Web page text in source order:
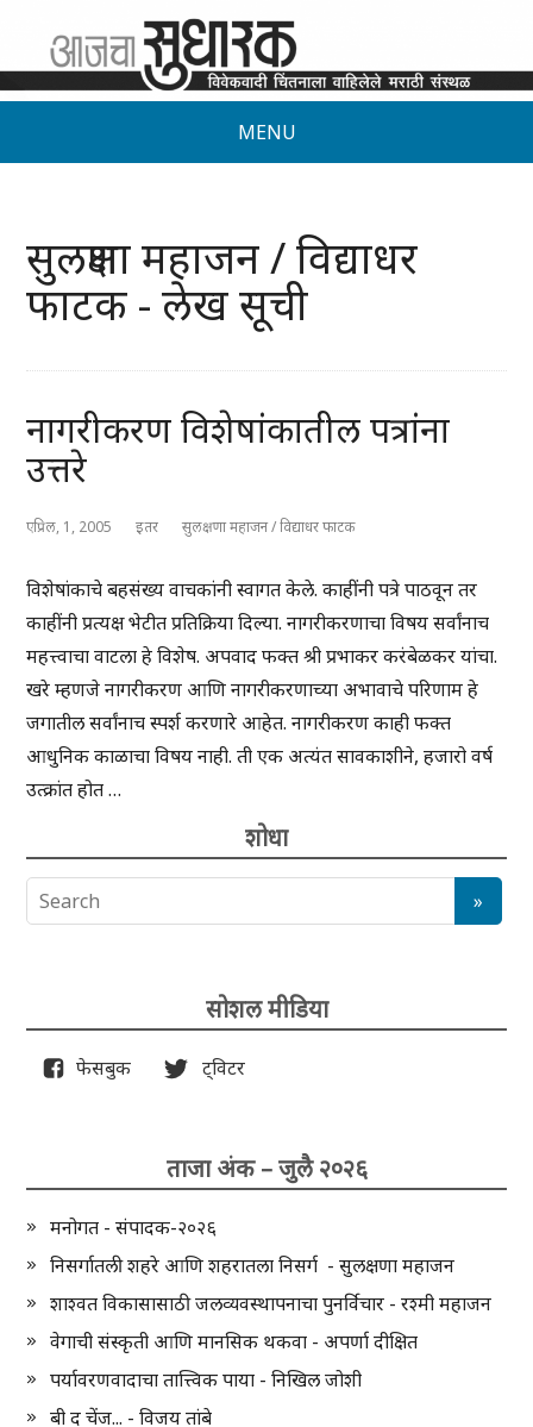
MENU
सुलक्षणा महाजन / विद्याधर
फाटक - लेख सूची
नागरीकरण विशेषांकातील पत्रांना
उत्तरे
एप्रिल, 1, 2005 इतर सुलक्षणा महाजन / विद्याधर फाटक
विशेषांकाचे बहसंख्य वाचकांनी स्वागत केले. काहींनी पत्रे पाठवून तर
काहींनी प्रत्यक्ष भेटीत प्रतिक्रिया दिल्या. नागरीकरणाचा विषय सर्वांनाच
महत्त्वाचा वाटला हे विशेष. अपवाद फक्त श्री प्रभाकर करंबेळकर यांचा.
खरे म्हणजे नागरीकरण आणि नागरीकरणाच्या अभावाचे परिणाम हे
जगातील सर्वांनाच स्पर्श करणारे आहेत. नागरीकरण काही फक्त
आधुनिक काळाचा विषय नाही. ती एक अत्यंत सावकाशीने, हजारो वर्ष
उत्क्रांत होत …
शोधा
सोशल मीडिया
फेसबुक ट्विटर
ताजा अंक – जुलै २०२६
मनोगत - संपादक-२०२६
निसर्गातली शहरे आणि शहरातला निसर्ग - सुलक्षणा महाजन
शाश्वत विकासासाठी जलव्यवस्थापनाचा पुनर्विचार - रश्मी महाजन
वेगाची संस्कृती आणि मानसिक थकवा - अपर्णा दीक्षित
पर्यावरणवादाचा तात्त्विक पाया - निखिल जोशी
बी द चेंज... - विजय तांबे